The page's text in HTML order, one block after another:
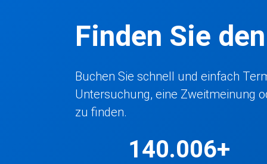
Finden Sie
Buchen Sie schnell und einfach
Untersuchung, eine Zweitmeinung
zu finden.
140.006+